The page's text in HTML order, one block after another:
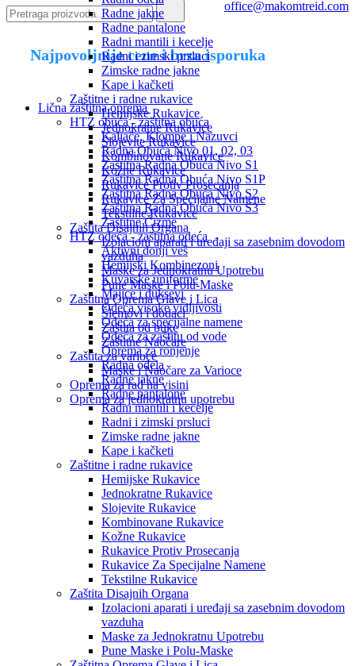
Radne jakne
Radne pantalone
Radni mantili i kecelje
Radni i zimski prsluci
Zimske radne jakne
Kape i kačketi
Zaštitne i radne rukavice
Hemijske Rukavice
Jednokratne Rukavice
Slojevite Rukavice
Kombinovane Rukavice
Kožne Rukavice
Rukavice Protiv Prosecanja
Rukavice Za Specijalne Namene
Tekstilne Rukavice
Zaštita Disajnih Organa
Izolacioni aparati i uređaji sa zasebnim dovodom
vazduha
Maske za Jednokratnu Upotrebu
Pune Maske i Polu-Maske
Zaštitna Oprema Glave i Lica
Šlemovi i dodaci
Zaštita od buke
Zaštitne Naočare
Zaštita za varioce
Maske i Naočare za Varioce
Oprema za rad na visini
Oprema za jednokratnu upotrebu
office@makomtreid.com
Najpovoljnije cene i brza isporuka
Lična zaštitna oprema
HTZ obuća - zaštitna obuća
Kaljače, Klompe i Nazuvci
Radna Obuća Nivo 01, 02, 03
Zaštitna Radna Obuća Nivo S1
Zaštitna Radna Obuća Nivo S1P
Zaštitna Radna Obuća Nivo S2
Zaštitna Radna Obuća Nivo S3
Zaštitne Čizme
HTZ odeća - zaštitna odeća
Aktivni donji veš
Hemijski Kombinezoni
Kuvarske uniforme
Majice i duksevi
Odeća visoke vidljivosti
Odeća za specijalne namene
Odeća za zaštitu od vode
Oprema za ronjenje
Radna odela
Radne jakne
Radne pantalone
Radni mantili i kecelje
Radni i zimski prsluci
Zimske radne jakne
Kape i kačketi
Zaštitne i radne rukavice
Hemijske Rukavice
Jednokratne Rukavice
Slojevite Rukavice
Kombinovane Rukavice
Kožne Rukavice
Rukavice Protiv Prosecanja
Rukavice Za Specijalne Namene
Tekstilne Rukavice
Zaštita Disajnih Organa
Izolacioni aparati i uređaji sa zasebnim dovodom
vazduha
Maske za Jednokratnu Upotrebu
Pune Maske i Polu-Maske